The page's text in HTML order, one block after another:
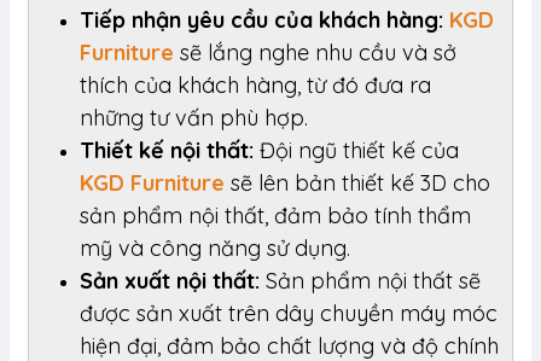
Tiếp nhận yêu cầu của khách hàng: KGD
Furniture sẽ lắng nghe nhu cầu và sở
thích của khách hàng, từ đó đưa ra
những tư vấn phù hợp.
Thiết kế nội thất: Đội ngũ thiết kế của
KGD Furniture sẽ lên bản thiết kế 3D cho
sản phẩm nội thất, đảm bảo tính thẩm
mỹ và công năng sử dụng.
Sản xuất nội thất: Sản phẩm nội thất sẽ
được sản xuất trên dây chuyền máy móc
hiện đại, đảm bảo chất lượng và độ chính